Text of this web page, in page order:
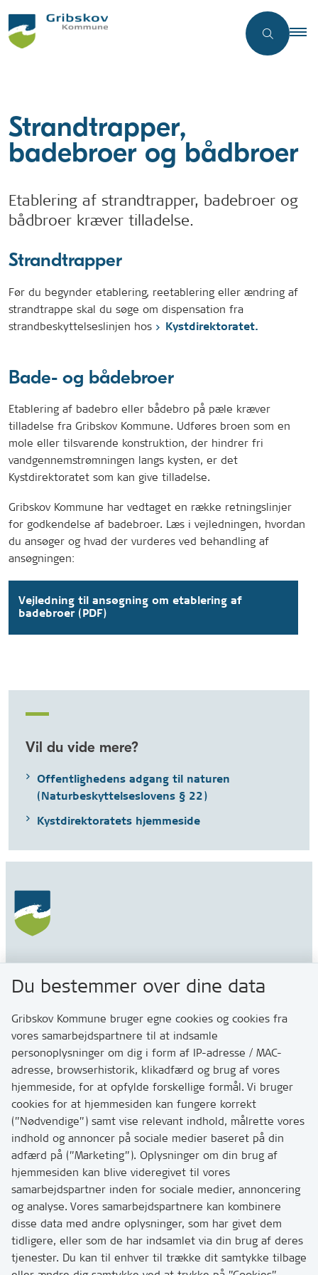
Strandtrapper,
badebroer og bådbroer
Etablering af strandtrapper, badebroer og
bådbroer kræver tilladelse.
Strandtrapper
Før du begynder etablering, reetablering eller ændring af
strandtrappe skal du søge om dispensation fra
strandbeskyttelseslinjen hos
Kystdirektoratet.
Bade- og bådebroer
Etablering af badebro eller bådebro på pæle kræver
tilladelse fra Gribskov Kommune. Udføres broen som en
mole eller tilsvarende konstruktion, der hindrer fri
vandgennemstrømningen langs kysten, er det
Kystdirektoratet som kan give tilladelse.
Gribskov Kommune har vedtaget en række retningslinjer
for godkendelse af badebroer. Læs i vejledningen, hvordan
du ansøger og hvad der vurderes ved behandling af
ansøgningen:
Vejledning til ansøgning om etablering af
badebroer (PDF)
Vil du vide mere?
Offentlighedens adgang til naturen
(Naturbeskyttelseslovens § 22)
Kystdirektoratets hjemmeside
Gribskov Kommune
Rådhusvej 3
3200 Helsinge
Kontakt
Skriv til os via Digital Post
Har du brug for at komme i kontakt med os? Se her
hvordan
Tip os om huller i vejen eller andet
T:7249 6000
Bemærk: vi har mange opkald mellem kl. 10 og 11
Links
Tilgængelighedserklæring
Du bestemmer over dine data
Gribskov Kommune bruger egne cookies og cookies fra
vores samarbejdspartnere til at indsamle
personoplysninger om dig i form af IP-adresse / MAC-
adresse, browserhistorik, klikadfærd og brug af vores
hjemmeside, for at opfylde forskellige formål. Vi bruger
cookies for at hjemmesiden kan fungere korrekt
(”Nødvendige”) samt vise relevant indhold, målrette vores
indhold og annoncer på sociale medier baseret på din
adfærd på (”Marketing”). Oplysninger om din brug af
hjemmesiden kan blive videregivet til vores
samarbejdspartner inden for sociale medier, annoncering
og analyse. Vores samarbejdspartnere kan kombinere
disse data med andre oplysninger, som har givet dem
tidligere, eller som de har indsamlet via din brug af deres
tjenester. Du kan til enhver til trække dit samtykke tilbage